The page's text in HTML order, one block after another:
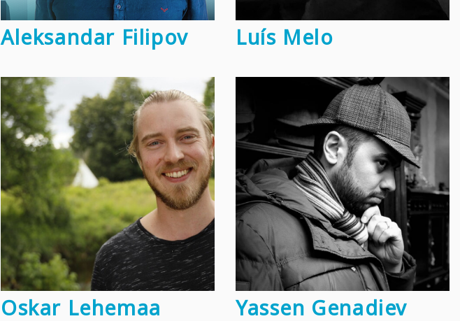
Aleksandar Filipov Luís Melo
Oskar Lehemaa Yassen Genadiev